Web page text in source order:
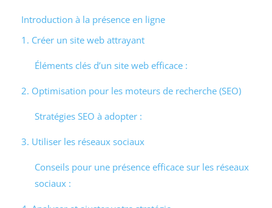
Introduction à la présence en ligne
1. Créer un site web attrayant
Éléments clés d’un site web efficace :
2. Optimisation pour les moteurs de recherche (SEO)
Stratégies SEO à adopter :
3. Utiliser les réseaux sociaux
Conseils pour une présence efficace sur les réseaux
sociaux :